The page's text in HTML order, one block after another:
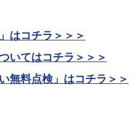
はコチラ＞＞＞
いてはコチラ＞＞＞
無料点検」はコチラ＞＞